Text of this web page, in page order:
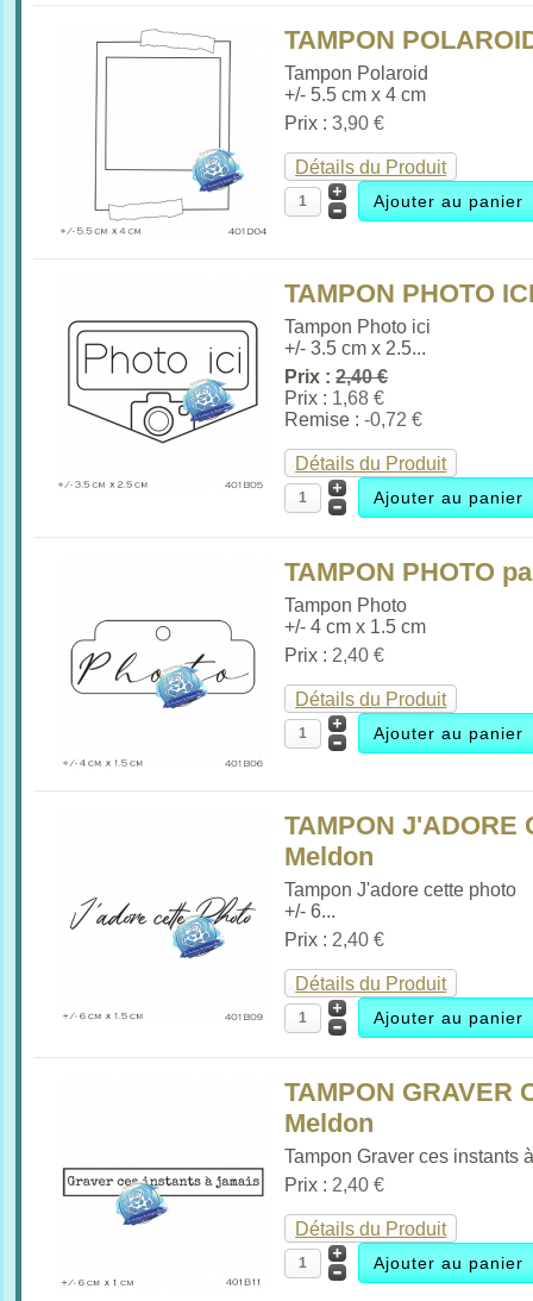
TAMPON
Tampon Polaroid
+/- 5.5 cm x 4 cm
Prix :3,90 €
Détails du Produit
TAMPON PHOTO
Tampon Photo ici
+/- 3.5 cm x 2.5...
Prix :2,40 €
Prix : 1,68 €
Remise :-0,72 €
Détails du Produit
TAMPON PHOTO
Tampon Photo
+/- 4 cm x 1.5 cm
Prix : 2,40 €
Détails du Produit
TAMPON J'ADORE
Meldon
Tampon J'adore cette photo
+/- 6...
Prix : 2,40 €
Détails du Produit
TAMPON GRAVER
Meldon
Tampon Graver ces instants
Prix : 2,40 €
Détails du Produit